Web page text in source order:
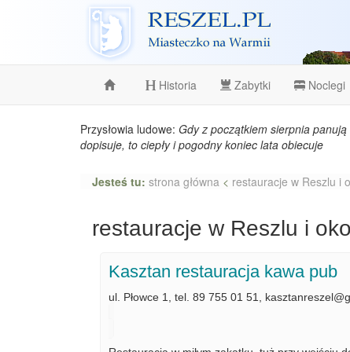
Reszel
Historia Zabytki Noclegi
Przysłowia ludowe: Gdy z początkiem sierpnia panują
dopisuje, to ciepły i pogodny koniec lata obiecuje
Jesteś tu: strona główna < restauracje w Reszlu i
restauracje w Reszlu i
Kasztan restauracja kawa pub
ul. Płowce 1, tel. 89 755 01 51,